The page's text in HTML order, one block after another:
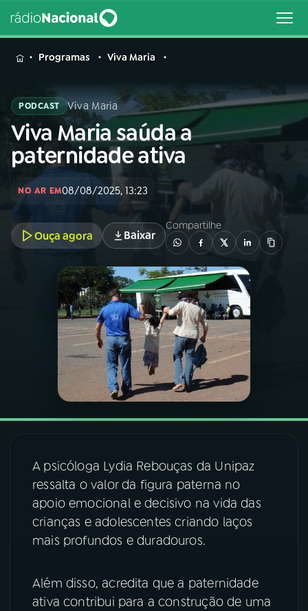
MENU
Buscar
na
Rádio
Nacional
Buscar
AO VIVO
01INÍCIO
A RÁDIO
PROGRAMAÇÃO
PROGRAMAS
VIDEOCASTS
07ÚLTIMAS
Programas Viva Maria
PODCAST Viva Maria
Viva Maria saúda a
paternidade ativa
NO AR EM08/08/2025, 13:23
Ouça agora Baixar
Compartilhe
A psicóloga Lydia Rebouças da Unipaz
ressalta o valor da figura paterna no
apoio emocional e decisivo na vida das
crianças e adolescentes criando laços
mais profundos e duradouros.
Além disso, acredita que a paternidade
ativa contribui para a construção de uma